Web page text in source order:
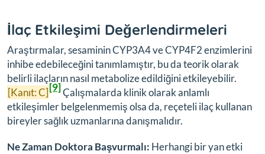
İlaç Etkileşimi Değerlendirmeleri
Araştırmalar, sesaminin CYP3A4 ve CYP4F2 enzimlerini
inhibe edebileceğini tanımlamıştır, bu da teorik olarak
belirli ilaçların nasıl metabolize edildiğini etkileyebilir.
[Kanıt: C][9]Çalışmalarda klinik olarak anlamlı
etkileşimler belgelenmemiş olsa da, reçeteli ilaç kullanan
bireyler sağlık uzmanlarına danışmalıdır.
Ne Zaman Doktora Başvurmalı: Herhangi bir yan etki